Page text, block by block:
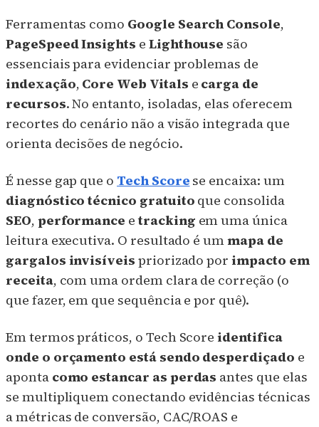
Ferramentas como Google Search Console,
PageSpeed Insights e Lighthouse são
essenciais para evidenciar problemas de
indexação, Core Web Vitals e carga de
recursos. No entanto, isoladas, elas oferecem
recortes do cenário não a visão integrada que
orienta decisões de negócio.
É nesse gap que o Tech Score se encaixa: um
diagnóstico técnico gratuito que consolida
SEO, performance etracking em uma única
leitura executiva. O resultado é ummapa de
gargalos invisíveis priorizado porimpacto em
receita, com uma ordem clara de correção (o
que fazer, em que sequência e por quê).
Em termos práticos, o Tech Scoreidentifica
onde o orçamento está sendo desperdiçado e
aponta como estancar as perdas antes que elas
se multipliquem conectando evidências técnicas
a métricas de conversão, CAC/ROAS e